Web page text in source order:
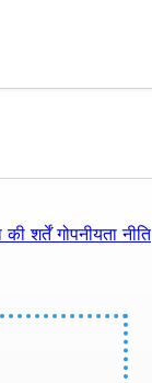
की शर्तेंगोपनीयता नीति